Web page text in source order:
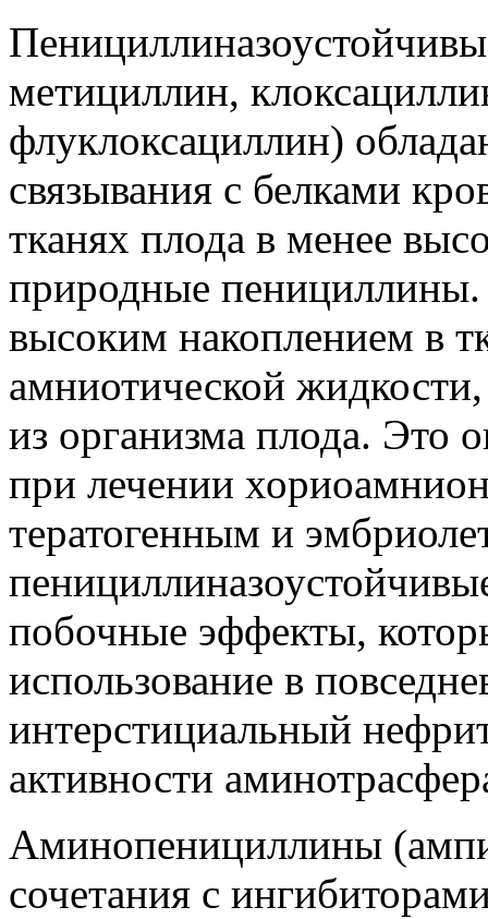
метициллин,
флуклоксациллин)
связывания с белками
тканях плода в менее
природные пенициллины.
высоким накоплением в
амниотической
из организма плода. Это
при лечении
тератогенным и
побочные эффекты,
использование в
интерстициальный
активности
Аминопенициллины
сочетания с